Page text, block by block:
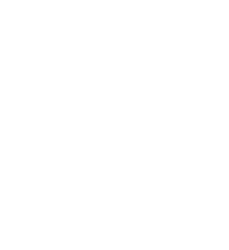
evento no solo destacó
Para este 2024, las
los 2.000 participantes, lo
El crecimiento del número
inscripciones del año
creciente interés y la mayor
patrocinadores en este
deportivo andaluz. En este
para Proyecto Hombre
que combina deporte, salud